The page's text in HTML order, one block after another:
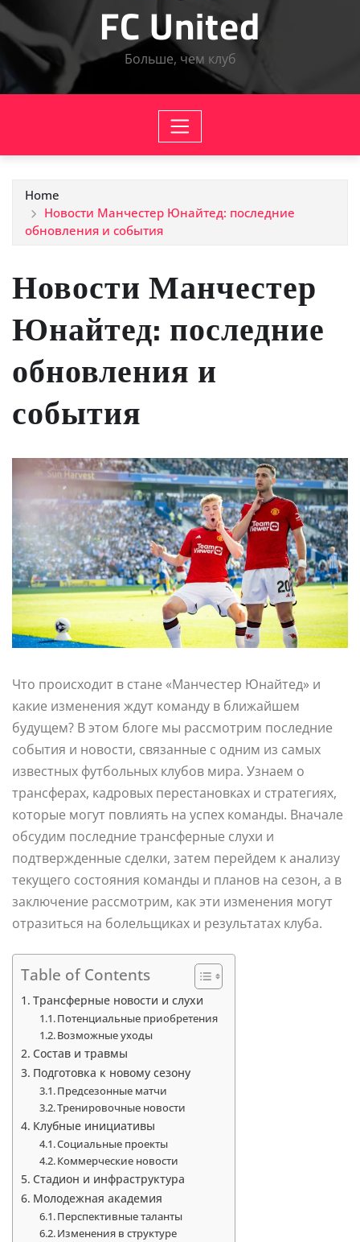
FC United
Больше, чем клуб
Home
Новости Манчестер Юнайтед: последние
обновления и события
Новости Манчестер
Юнайтед: последние
обновления и
события
Что происходит в стане «Манчестер Юнайтед» и
какие изменения ждут команду в ближайшем
будущем? В этом блоге мы рассмотрим последние
события и новости, связанные с одним из самых
известных футбольных клубов мира. Узнаем о
трансферах, кадровых перестановках и стратегиях,
которые могут повлиять на успех команды. Вначале
обсудим последние трансферные слухи и
подтвержденные сделки, затем перейдем к анализу
текущего состояния команды и планов на сезон, а в
заключение рассмотрим, как эти изменения могут
отразиться на болельщиках и результатах клуба.
Table of Contents
Трансферные новости и слухи
Потенциальные приобретения
Возможные уходы
Состав и травмы
Подготовка к новому сезону
Предсезонные матчи
Тренировочные новости
Клубные инициативы
Социальные проекты
Коммерческие новости
Стадион и инфраструктура
Молодежная академия
Перспективные таланты
Изменения в структуре